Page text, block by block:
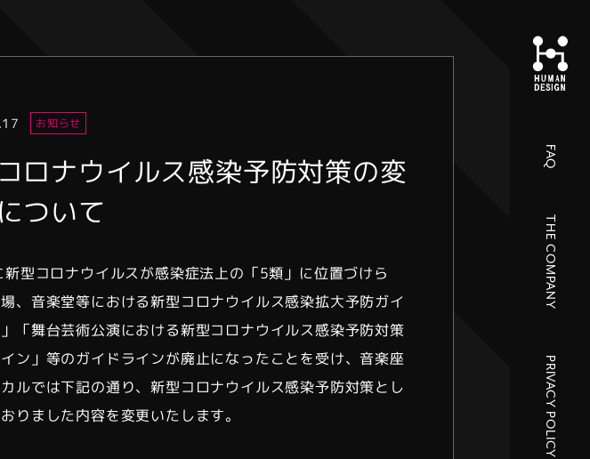
お知らせ
ロナウイルス感染予防対策の変
ついて
型コロナウイルスが感染症法上の「5類」に位置づけら
、音楽堂等における新型コロナウイルス感染拡大予防ガイ
「舞台芸術公演における新型コロナウイルス感染予防対策
ン」等のガイドラインが廃止になったことを受け、音楽座
ルでは下記の通り、新型コロナウイルス感染予防対策とし
りました内容を変更いたします。
FAQ
THE COMPANY
PRIVACY POLICY